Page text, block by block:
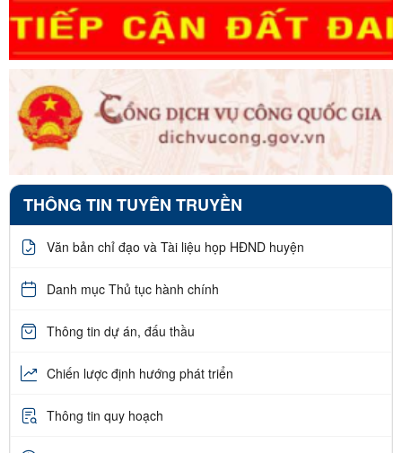
THÔNG TIN TUYÊN TRUYỀN
Văn bản chỉ đạo và Tài liệu họp HĐND huyện
Danh mục Thủ tục hành chính
Thông tin dự án, đấu thầu
Chiến lược định hướng phát triển
Thông tin quy hoạch